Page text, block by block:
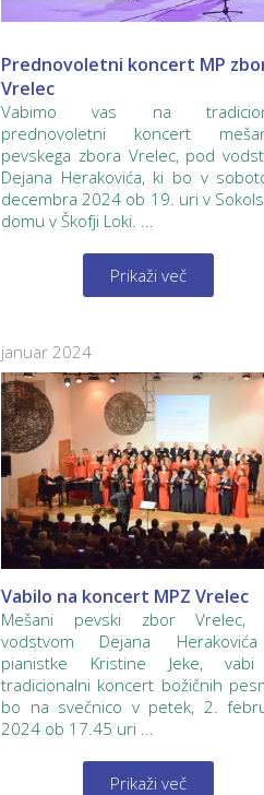
Prednovoletni koncert MP
Vrelec
Vabimo vas na
prednovoletni koncert
pevskega zbora Vrelec, pod
Dejana Herakovića, ki bo v
decembra 2024 ob 19. uri v
domu v Škofji Loki. ...
Prikaži več
januar 2024
Vabilo na koncert MPZ Vrelec
Mešani pevski zbor Vrelec,
vodstvom Dejana
pianistke Kristine Jeke,
tradicionalni koncert božičnih
bo na svečnico v petek, 2.
2024 ob 17.45 uri ...
Prikaži več